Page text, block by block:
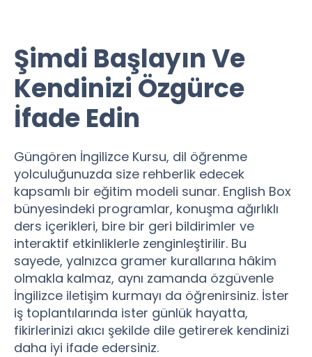
Şimdi Başlayın Ve
Kendinizi Özgürce
İfade Edin
Güngören İngilizce Kursu, dil öğrenme
yolculuğunuzda size rehberlik edecek
kapsamlı bir eğitim modeli sunar. English Box
bünyesindeki programlar, konuşma ağırlıklı
ders içerikleri, bire bir geri bildirimler ve
interaktif etkinliklerle zenginleştirilir. Bu
sayede, yalnızca gramer kurallarına hâkim
olmakla kalmaz, aynı zamanda özgüvenle
İngilizce iletişim kurmayı da öğrenirsiniz. İster
iş toplantılarında ister günlük hayatta,
fikirlerinizi akıcı şekilde dile getirerek kendinizi
daha iyi ifade edersiniz.